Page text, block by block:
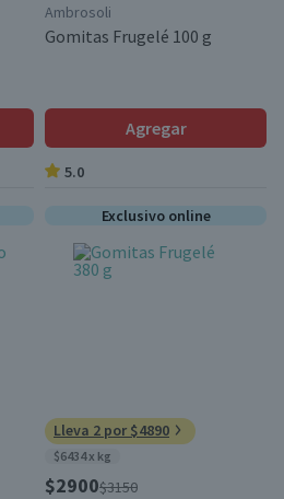
Ambrosoli
Gomitas Frugelé 100 g
Agregar
5.0
Exclusivo online
Lleva 2 por $4890
$6434 x kg
$2900$3150